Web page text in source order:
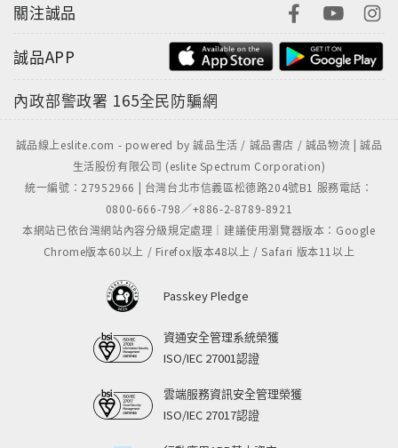
關注誠品
誠品APP
內政部警政署 165全民防騙網
誠品線上eslite.com - powered by 誠品生活 / 誠品書店 / 誠品物流 | 誠品
生活股份有限公司 (eslite Spectrum Corporation)
統一編號：27952966 | 台灣台北市信義區松德路204號B1 服務電話：
0800-666-798／+886-2-8789-8921
本網站已依台灣網站內容分級規定處理｜建議使用瀏覽器版本：Google
Chrome版本60以上 / Firefox版本48以上 / Safari 版本11以上
Passkey Pledge
資通安全管理系統榮獲
ISO/IEC 27001認證
雲端服務資訊安全管理榮獲
ISO/IEC 27017認證